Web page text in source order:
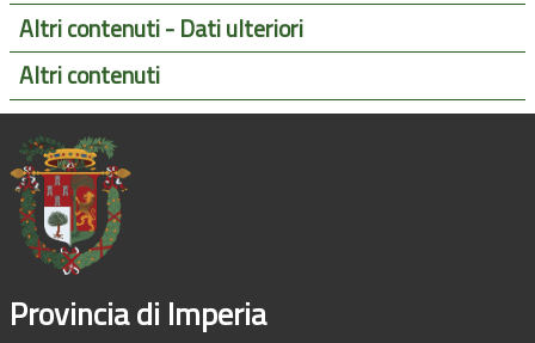
Altri contenuti - Dati ulteriori
Altri contenuti
Provincia di Imperia